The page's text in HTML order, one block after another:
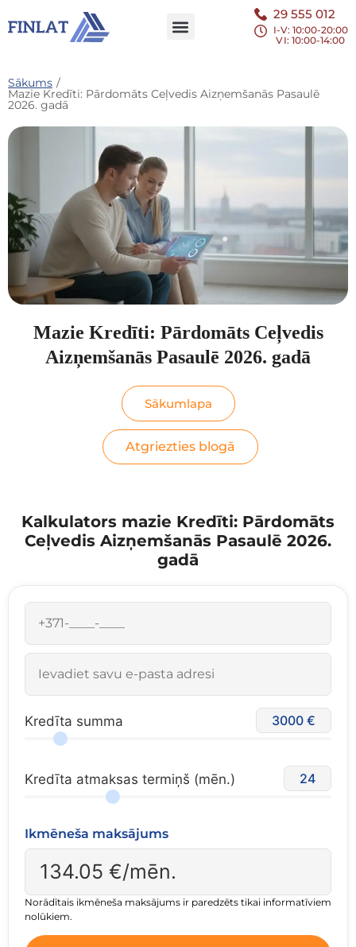
29 555 012
I-V: 10:00-20:00
VI: 10:00-14:00
Sākums /
Mazie Kredīti: Pārdomāts Ceļvedis Aizņemšanās Pasaulē
2026. gadā
Mazie Kredīti: Pārdomāts Ceļvedis
Aizņemšanās Pasaulē 2026. gadā
Sākumlapa
Atgriezties blogā
Kalkulators mazie Kredīti: Pārdomāts
Ceļvedis Aizņemšanās Pasaulē 2026.
gadā
Kredīta summa 3000
Kredīta atmaksas termiņš (mēn.) 24
Ikmēneša maksājums
134.05 €/mēn.
Norādītais ikmēneša maksājums ir paredzēts tikai informatīviem
nolūkiem.